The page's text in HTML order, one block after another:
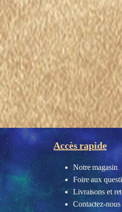
Accès rapide
Notre magasin
Foire aux
Livraisons et
Contactez-nous